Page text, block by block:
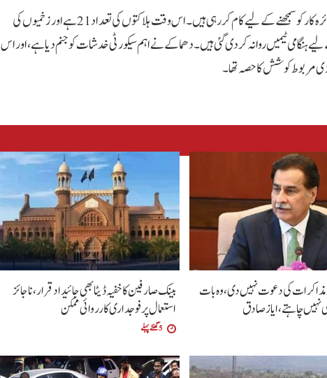
سی ٹی ڈی اور دیگر ایجنسیاں حملہ آور کی شناخت اور حملے کے مکمل دائرہ کار کو سمجھنے کے لیے کام کر رہی ہیں۔اس وقت ہلاکتوں کی تعداد 21 ہے اور زخمیوں کی
ہنگامی ٹیمیں روانہ کر دی گئی ہیں۔ دھماکے نے اہم سیکورٹی خدشات کو جنم دیا ہے، اور اس
مربوط کوشش کا حصہ تھا۔
مذاکرات کی دعوت نہیں دی،وہ بات
نہیں چاہتے،ایاز صادق
بینک صارفین کا خفیہ ڈیٹا بھی جائیداد قرار،ناجائز
استعمال پر فوجداری کارروائی ممکن
5 گھنٹے پہلے